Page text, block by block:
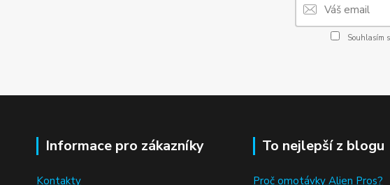
Souhlasím
Informace pro zákazníky
Kontakty
To nejlepší z blogu
Proč omotávky Alien Pros?